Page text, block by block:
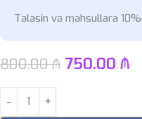
Tələsin və məhsullara
800.00₼ 750.00 ₼